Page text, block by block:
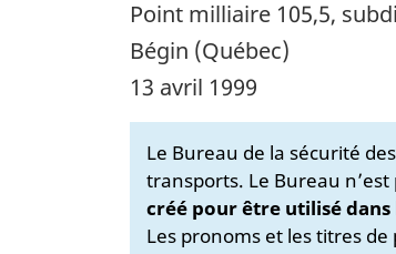
Point milliaire 105,5,
Bégin (Québec)
13 avril 1999
Le Bureau de la sécurité
transports. Le Bureau
créé pour être utilisé
Les pronoms et les titres